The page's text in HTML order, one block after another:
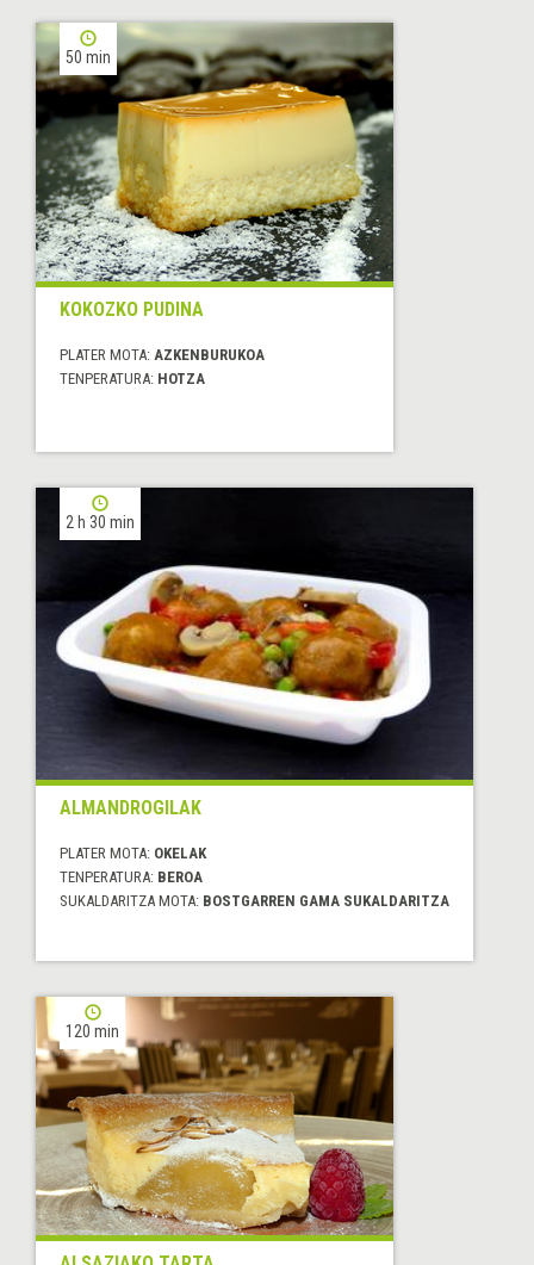
50 min
KOKOZKO PUDINA
PLATER MOTA: AZKENBURUKOA
TENPERATURA: HOTZA
2 h 30 min
ALMANDROGILAK
PLATER MOTA: OKELAK
TENPERATURA: BEROA
SUKALDARITZA MOTA: BOSTGARREN GAMA SUKALDARITZA
120 min